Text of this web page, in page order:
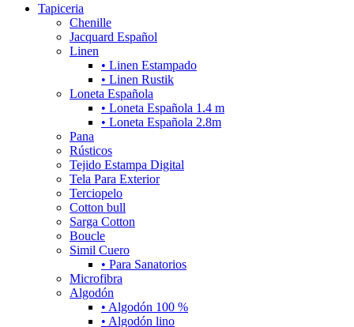
Tapiceria
Chenille
Jacquard Español
Linen
• Linen Estampado
• Linen Rustik
Loneta Española
• Loneta Española 1.4 m
• Loneta Española 2.8m
Pana
Rústicos
Tejido Estampa Digital
Tela Para Exterior
Terciopelo
Cotton bull
Sarga Cotton
Boucle
Simil Cuero
• Para Sanatorios
Microfibra
Algodón
• Algodón 100 %
• Algodón lino